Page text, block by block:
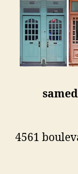
4561